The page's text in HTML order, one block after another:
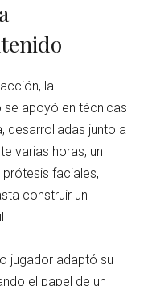
la
apoyó en técnicas
desarrolladas junto a
varias horas, un
faciales,
construir un
jugador adaptó su
el papel de un